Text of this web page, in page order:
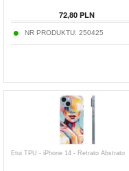
72,80 PLN
NR PRODUKTU: 250425
Etui TPU - iPhone 14 - Retrato Abstrato